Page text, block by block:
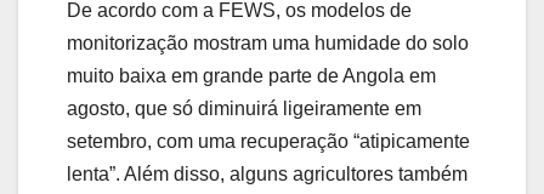
De acordo com a FEWS, os modelos de
monitorização mostram uma humidade do solo
muito baixa em grande parte de Angola em
agosto, que só diminuirá ligeiramente em
setembro, com uma recuperação “atipicamente
lenta”. Além disso, alguns agricultores também